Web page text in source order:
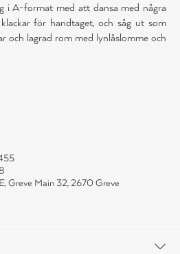
i A-format med att dansa med några
för handtaget, och såg ut som
och lagrad rom med lynlåslomme och
Greve Main 32, 2670 Greve